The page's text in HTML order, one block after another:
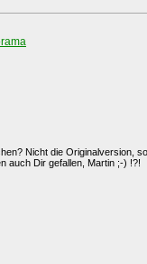
Nicht die Originalversion,
auch Dir gefallen, Martin ;-) !?!